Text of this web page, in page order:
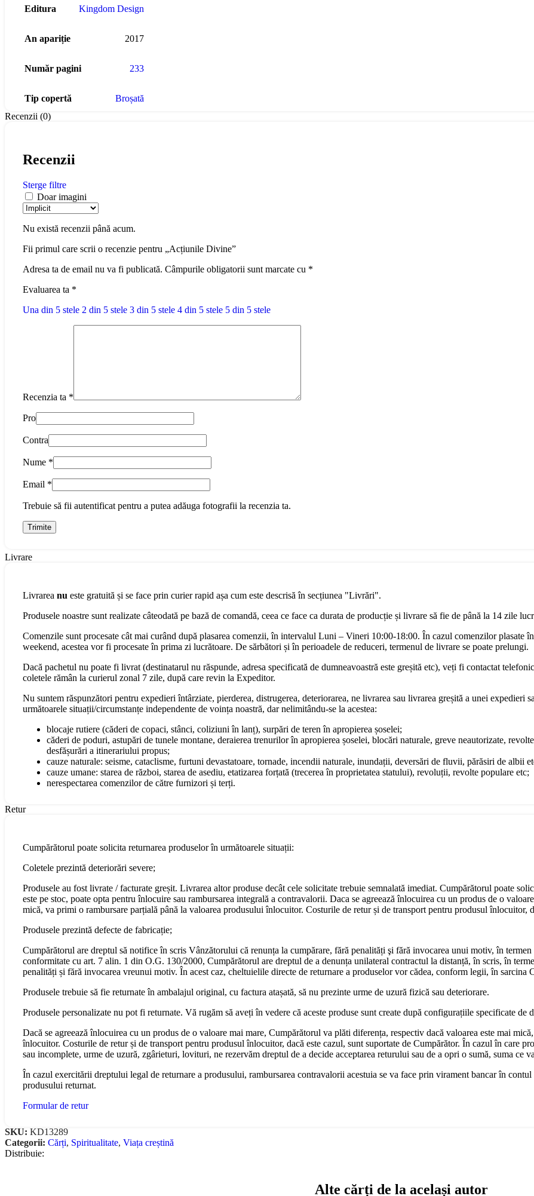
Editura Kingdom Design
An apariție 2017
Număr pagini 233
Tip copertă
Broșată
Recenzii (0)
Recenzii
Sterge filtre
Doar imagini
Nu există recenzii până acum.
Fii primul care scrii o recenzie pentru „Acțiunile Divine”
Adresa ta de email nu va fi publicată. Câmpurile obligatorii sunt marcate cu *
Evaluarea ta *
Una din 5 stele 2 din 5 stele 3 din 5 stele 4 din 5 stele 5 din 5 stele
Recenzia ta *
Pro
Contra
Nume *
Email *
Trebuie să fii autentificat pentru a putea adăuga fotografii la recenzia ta.
Livrare
Livrarea nu este gratuită și se face prin curier rapid așa cum este descrisă în secțiunea "Livrări".
Produsele noastre sunt realizate câteodată pe bază de comandă, ceea ce face ca durata de producție și livrare să fie de până la 14 zile
Comenzile sunt procesate cât mai curând după plasarea comenzii, în intervalul Luni – Vineri 10:00-18:00. În cazul comenzilor plasate
weekend, acestea vor fi procesate în prima zi lucrătoare. De sărbători și în perioadele de reduceri, termenul de livrare se poate prelungi.
Dacă pachetul nu poate fi livrat (destinatarul nu răspunde, adresa specificată de dumneavoastră este greșită etc), veți fi contactat
coletele rămân la curierul zonal 7 zile, după care revin la Expeditor.
Nu suntem răspunzători pentru expedieri întârziate, pierderea, distrugerea, deteriorarea, ne livrarea sau livrarea greșită a unei expedieri
următoarele situații/circumstanțe independente de voința noastră, dar nelimitându-se la acestea:
blocaje rutiere (căderi de copaci, stânci, coliziuni în lanț), surpări de teren în apropierea șoselei;
căderi de poduri, astupări de tunele montane, deraierea trenurilor în apropierea șoselei, blocări naturale, greve neautorizate,
desfășurări a itinerariului propus;
cauze naturale: seisme, cataclisme, furtuni devastatoare, tornade, incendii naturale, inundații, deversări de fluvii, părăsiri de albii
cauze umane: starea de război, starea de asediu, etatizarea forțată (trecerea în proprietatea statului), revoluții, revolte populare etc;
nerespectarea comenzilor de către furnizori și terți.
Retur
Cumpărătorul poate solicita returnarea produselor în următoarele situații:
Coletele prezintă deteriorări severe;
Produsele au fost livrate / facturate greșit. Livrarea altor produse decât cele solicitate trebuie semnalată imediat. Cumpărătorul poate
este pe stoc, poate opta pentru înlocuire sau rambursarea integrală a contravalorii. Daca se agreează înlocuirea cu un produs de o
mică, va primi o rambursare parțială până la valoarea produsului înlocuitor. Costurile de retur și de transport pentru produsul înlocuitor,
Produsele prezintă defecte de fabricație;
Cumpărătorul are dreptul să notifice în scris Vânzătorului că renunța la cumpărare, fără penalități şi fără invocarea unui motiv, în
conformitate cu art. 7 alin. 1 din O.G. 130/2000, Cumpărătorul are dreptul de a denunța unilateral contractul la distanță, în scris, în
penalități și fără invocarea vreunui motiv. În acest caz, cheltuielile directe de returnare a produselor vor cădea, conform legii, în sarcina
Produsele trebuie să fie returnate în ambalajul original, cu factura atașată, să nu prezinte urme de uzură fizică sau deteriorare.
Produsele personalizate nu pot fi returnate. Vă rugăm să aveți în vedere că aceste produse sunt create după configurațiile specificate de
Dacă se agreează înlocuirea cu un produs de o valoare mai mare, Cumpărătorul va plăti diferența, respectiv dacă valoarea este mai
înlocuitor. Costurile de retur și de transport pentru produsul înlocuitor, dacă este cazul, sunt suportate de Cumpărător. În cazul în care
sau incomplete, urme de uzură, zgârieturi, lovituri, ne rezervăm dreptul de a decide acceptarea returului sau de a opri o sumă, suma ce
În cazul exercitării dreptului legal de returnare a produsului, rambursarea contravalorii acestuia se va face prin virament bancar în
produsului returnat.
Formular de retur
SKU: KD13289
Categorii: Cărți, Spiritualitate, Viața creștină
Distribuie:
Alte cărți de la același autor